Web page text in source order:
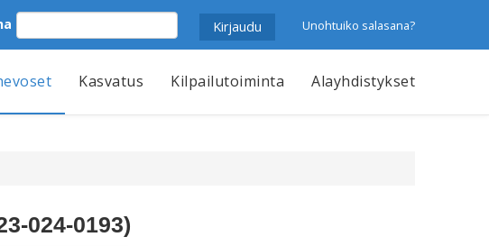
Unohtuiko salasana?
Kasvatus Kilpailutoiminta Alayhdistykset
024-0193)